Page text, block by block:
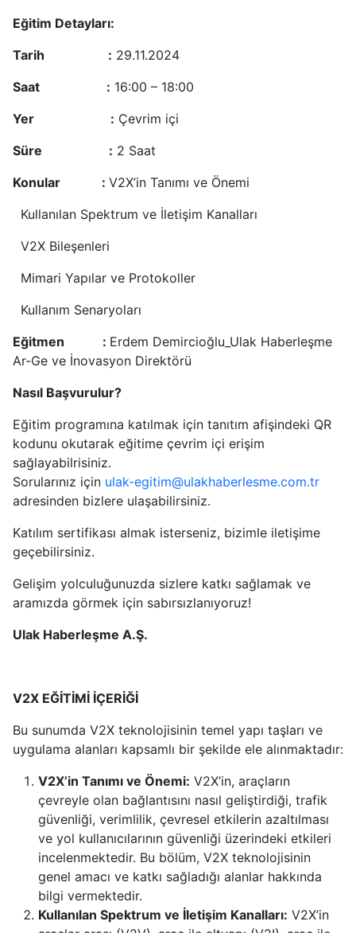
Eğitim Detayları:
Tarih : 29.11.2024
Saat : 16:00 – 18:00
Yer : Çevrim içi
Süre : 2 Saat
Konular : V2X’in Tanımı ve Önemi
Kullanılan Spektrum ve İletişim Kanalları
V2X Bileşenleri
Mimari Yapılar ve Protokoller
Kullanım Senaryoları
Eğitmen : Erdem Demircioğlu_Ulak Haberleşme
Ar-Ge ve İnovasyon Direktörü
Nasıl Başvurulur?
Eğitim programına katılmak için tanıtım afişindeki QR
kodunu okutarak eğitime çevrim içi erişim
sağlayabilrisiniz.
Sorularınız için ulak-egitim@ulakhaberlesme.com.tr
adresinden bizlere ulaşabilirsiniz.
Katılım sertifikası almak isterseniz, bizimle iletişime
geçebilirsiniz.
Gelişim yolculuğunuzda sizlere katkı sağlamak ve
aramızda görmek için sabırsızlanıyoruz!
Ulak Haberleşme A.Ş.
V2X EĞİTİMİ İÇERİĞİ
Bu sunumda V2X teknolojisinin temel yapı taşları ve
uygulama alanları kapsamlı bir şekilde ele alınmaktadır:
V2X’in Tanımı ve Önemi: V2X’in, araçların
çevreyle olan bağlantısını nasıl geliştirdiği, trafik
güvenliği, verimlilik, çevresel etkilerin azaltılması
ve yol kullanıcılarının güvenliği üzerindeki etkileri
incelenmektedir. Bu bölüm, V2X teknolojisinin
genel amacı ve katkı sağladığı alanlar hakkında
bilgi vermektedir.
Kullanılan Spektrum ve İletişim Kanalları: V2X’in